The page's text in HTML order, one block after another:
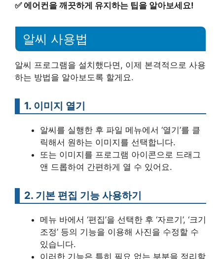
✅ 에어컨을 깨끗하게 유지하는 팁을 알아보세요!
알씨 사용법
알씨 프로그램을 설치했다면, 이제 본격적으로 사용
하는 방법을 알아보도록 할게요.
1. 이미지 열기
알씨를 실행한 후 파일 메뉴에서 ‘열기’를 클
릭해서 원하는 이미지를 선택합니다.
또는 이미지를 프로그램 아이콘으로 드래그
앤 드롭하여 간편하게 열 수 있어요.
2. 기본 편집 기능 사용하기
메뉴 바에서 ‘편집’을 선택한 후 ‘자르기’, ‘크기
조정’ 등의 기능을 이용해 사진을 수정할 수
있습니다.
이러한 기능은 특히 필요 없는 부분을 정리할